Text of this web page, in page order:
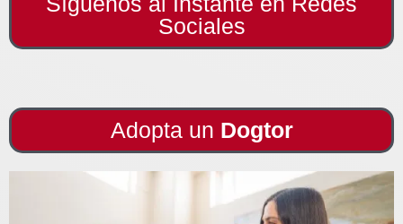
Sociales
Adopta un Dogtor